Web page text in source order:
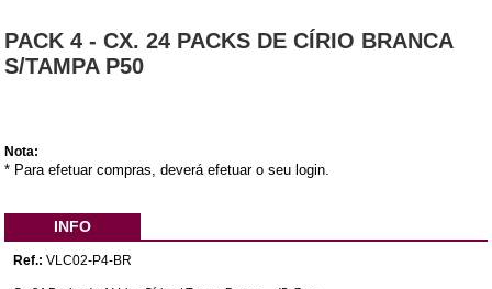
PACK 4 - CX. 24 PACKS DE CÍRIO BRANCA
S/TAMPA P50
Nota:
* Para efetuar compras, deverá efetuar o seu login.
INFO
Ref.: VLC02-P4-BR